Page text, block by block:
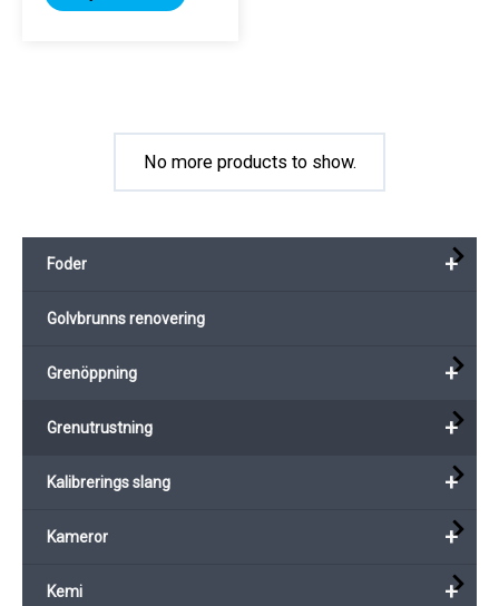
varianter.
De
olika
på
No more products to show.
+
Foder
Golvbrunns renovering
+
Grenöppning
+
Grenutrustning
+
Kalibrerings slang
+
Kameror
+
Kemi